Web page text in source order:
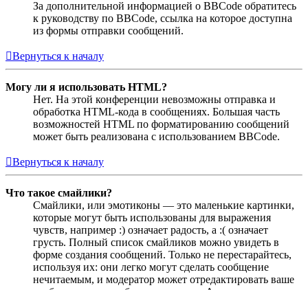
За дополнительной информацией о BBCode обратитесь
к руководству по BBCode, ссылка на которое доступна
из формы отправки сообщений.
Вернуться к началу
Могу ли я использовать HTML?
Нет. На этой конференции невозможны отправка и
обработка HTML-кода в сообщениях. Большая часть
возможностей HTML по форматированию сообщений
может быть реализована с использованием BBCode.
Вернуться к началу
Что такое смайлики?
Смайлики, или эмотиконы — это маленькие картинки,
которые могут быть использованы для выражения
чувств, например :) означает радость, а :( означает
грусть. Полный список смайликов можно увидеть в
форме создания сообщений. Только не перестарайтесь,
используя их: они легко могут сделать сообщение
нечитаемым, и модератор может отредактировать ваше